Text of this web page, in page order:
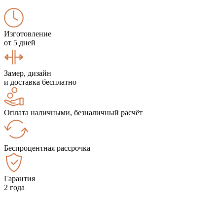
Изготовление
от 5 дней
Замер, дизайн
и доставка бесплатно
Оплата наличными, безналичный расчёт
Беспроцентная рассрочка
Гарантия
2 года